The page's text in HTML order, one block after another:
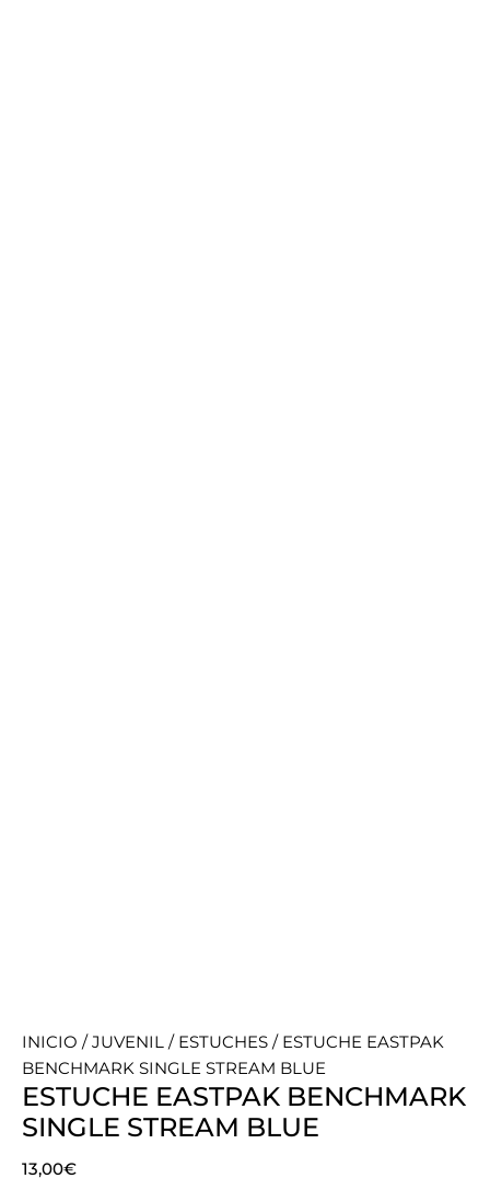
INICIO /JUVENIL / ESTUCHES / ESTUCHE EASTPAK
BENCHMARK SINGLE STREAM BLUE
ESTUCHE EASTPAK BENCHMARK
SINGLE STREAM BLUE
13,00€